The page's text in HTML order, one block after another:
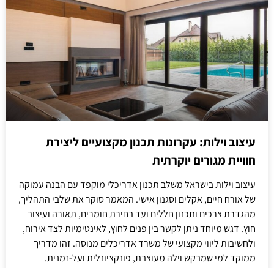
עיצוב וילות: עקרונות תכנון מקצועיים ליצירת
חוויית מגורים יוקרתית
עיצוב וילות בישראל משלב תכנון אדריכלי מוקפד עם הבנה עמוקה
של אורח חיים, אקלים וסגנון אישי. המאמר סוקר את שלבי התהליך,
מהגדרת צרכים ותכנון חללים ועד בחירת חומרים, תאורה ועיצוב
חוץ. דגש מיוחד ניתן לקשר בין פנים לחוץ, לאינטימיות לצד אירוח,
ולחשיבות ליווי מקצועי של משרד אדריכלים מנוסה. זהו מדריך
ממוקד למי שמבקש וילה מעוצבת, פונקציונלית ועל-זמנית.